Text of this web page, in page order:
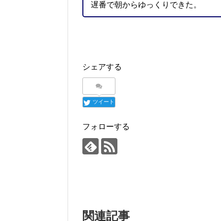
遅番で朝からゆっくりできた。
シェアする
ツイート
フォローする
関連記事